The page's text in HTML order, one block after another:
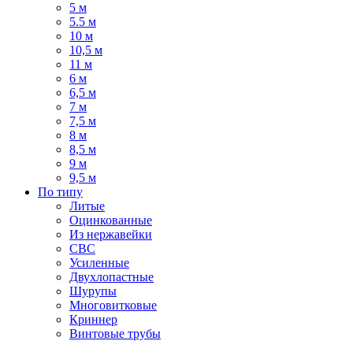
5 м
5.5 м
10 м
10,5 м
11 м
6 м
6,5 м
7 м
7,5 м
8 м
8,5 м
9 м
9,5 м
По типу
Литые
Оцинкованные
Из нержавейки
СВС
Усиленные
Двухлопастные
Шурупы
Многовитковые
Криннер
Винтовые трубы